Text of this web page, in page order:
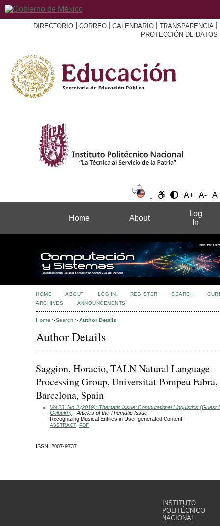
DIRECTORIO CORREO CALENDARIO TRANSPARENCIA
PROTECCIÓN DE DATOS
A+ A- A
Home About
Log
In
HOME ABOUT LOG IN REGISTER SEARCH
ARCHIVES
ANNOUNCEMENTS
Home > Search > Author Details
Author Details
Saggion, Horacio, TALN Natural Language
Processing Group, Universitat Pompeu Fabra,
Barcelona, Spain
Vol 23, No 3 (2019): Thematic issue: Computational Linguistics (Guest
Gelbukh) - Articles of the Thematic Issue
Recognizing Musical Entities in User-generated Content
ABSTRACT PDF
ISSN: 2007-9737
INSTITUTO
POLITÉCNICO
NACIONAL